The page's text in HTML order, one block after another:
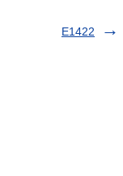
E1422